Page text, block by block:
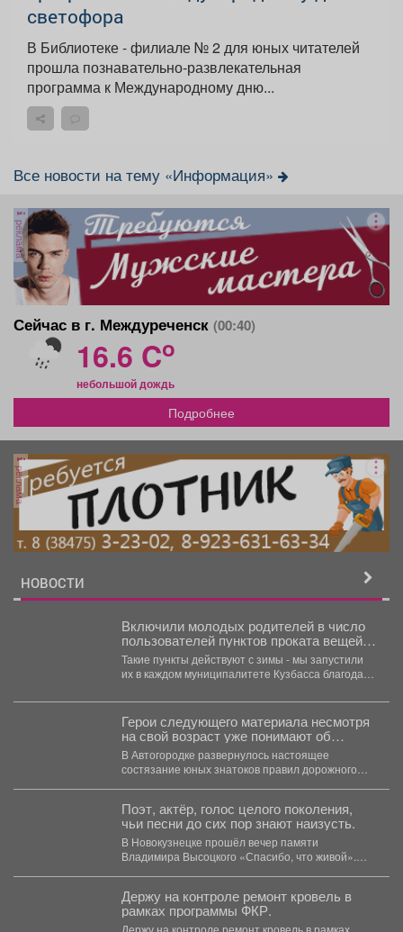
светофора
В Библиотеке - филиале № 2 для юных читателей
прошла познавательно-развлекательная
программа к Международному дню...
Все новости на тему «Информация»
реклама
Сейчас в г. Междуреченск (00:40)
16.6 Co
небольшой дождь
Подробнее
реклама
НОВОСТИ
Включили молодых родителей в число
пользователей пунктов проката вещей
для новорожденных.
Такие пункты действуют с зимы - мы запустили
их в каждом муниципалитете Кузбасса благодаря
Герои следующего материала несмотря
на свой возраст уже понимают об
ответственности на проезжей части.
В Автогородке развернулось настоящее
состязание юных знатоков правил дорожного
Поэт, актёр, голос целого поколения,
чьи песни до сих пор знают наизусть.
В Новокузнецке прошёл вечер памяти
Владимира Высоцкого «Спасибо, что живой».
Держу на контроле ремонт кровель в
рамках программы ФКР.
Держу на контроле ремонт кровель в рамках